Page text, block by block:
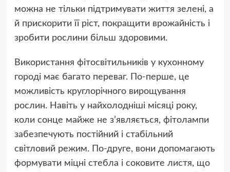
можна не тільки підтримувати життя зелені, а
й прискорити її ріст, покращити врожайність і
зробити рослини більш здоровими.
Використання фітосвітильників у кухонному
городі має багато переваг. По-перше, це
можливість круглорічного вирощування
рослин. Навіть у найхолодніші місяці року,
коли сонце майже не з’являється, фітолампи
забезпечують постійний і стабільний
світловий режим. По-друге, вони допомагають
формувати міцні стебла і соковите листя, що